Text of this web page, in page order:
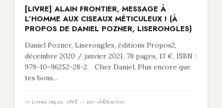
[LIVRE] ALAIN FRONTIER, MESSAGE À
L’HOMME AUX CISEAUX MÉTICULEUX ! (À
PROPOS DE DANIEL POZNER, LISERONGLES)
Daniel Pozner, Liserongles, éditions Propos2,
décembre 2020 / janvier 2021, 78 pages, 13 €, ISBN :
979-10-96252-28-2. Cher Daniel, Plus encore que
tes bons...
in Livres reçus, UNE — par rÃ©daction